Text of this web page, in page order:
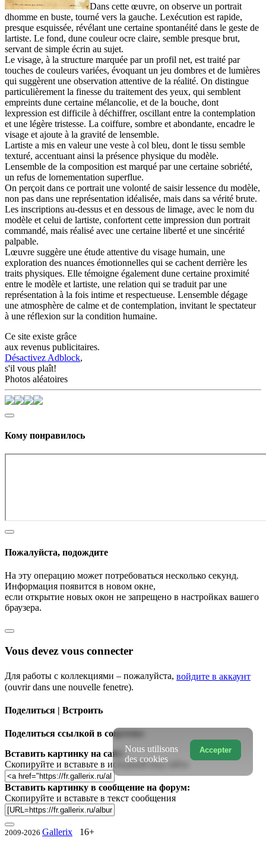
Dans cette œuvre, on observe un portrait
dhomme en buste, tourné vers la gauche. Lexécution est rapide,
presque esquissée, révélant une certaine spontanéité dans le geste de
lartiste. Le fond, dune couleur ocre claire, semble presque brut,
servant de simple écrin au sujet.
Le visage, à la structure marquée par un profil net, est traité par
touches de couleurs variées, évoquant un jeu dombres et de lumières
qui suggèrent une observation attentive de la réalité. On distingue
particulièrement la finesse du traitement des yeux, qui semblent
empreints dune certaine mélancolie, et de la bouche, dont
lexpression est difficile à déchiffrer, oscillant entre la contemplation
et une légère tristesse. La coiffure, sombre et abondante, encadre le
visage et ajoute à la gravité de lensemble.
Lartiste a mis en valeur une veste à col bleu, dont le tissu semble
texturé, accentuant ainsi la présence physique du modèle.
Lensemble de la composition est marqué par une certaine sobriété,
un refus de lornementation superflue.
On perçoit dans ce portrait une volonté de saisir lessence du modèle,
non pas dans une représentation idéalisée, mais dans sa vérité brute.
Les inscriptions au-dessus et en dessous de limage, avec le nom du
modèle et celui de lartiste, confortent cette impression dun portrait
commandé, mais réalisé avec une certaine liberté et une sincérité
palpable.
Lœuvre suggère une étude attentive du visage humain, une
exploration des nuances émotionnelles qui se cachent derrière les
traits physiques. Elle témoigne également dune certaine proximité
entre le modèle et lartiste, une relation qui se traduit par une
représentation à la fois intime et respectueuse. Lensemble dégage
une atmosphère de calme et de contemplation, invitant le spectateur
à une réflexion sur la condition humaine.
Ce site existe grâce
aux revenus publicitaires.
Désactivez Adblock,
s'il vous plaît!
Photos aléatoires
Кому понравилось
Пожалуйста, подождите
На эту операцию может потребоваться несколько секунд.
Информация появится в новом окне,
если открытие новых окон не запрещено в настройках вашего
браузера.
Vous devez vous connecter
Для работы с коллекциями – пожалуйста, войдите в аккаунт
(ouvrir dans une nouvelle fenetre).
Поделиться | Встроить
Поделиться ссылкой в соцсетях:
Вставить картинку на сайт:
Скопируйте и вставьте в исходный код сайта
Вставить картинку в сообщение на форум:
Скопируйте и вставьте в текст сообщения
2009-2026 Gallerix 16+
Accepter
Nous utilisons
des cookies